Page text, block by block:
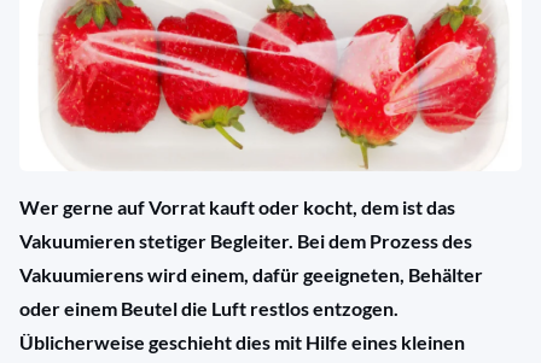
Wer gerne auf Vorrat kauft oder kocht, dem ist das
Vakuumieren stetiger Begleiter. Bei dem Prozess des
Vakuumierens wird einem, dafür geeigneten, Behälter
oder einem Beutel die Luft restlos entzogen.
Üblicherweise geschieht dies mit Hilfe eines kleinen